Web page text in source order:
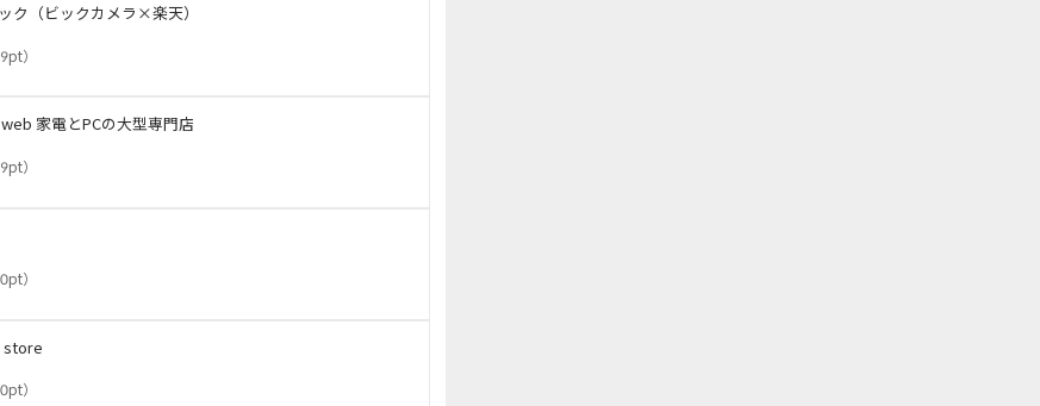
ク（ビックカメラ×楽天）
）
家電とPCの大型専門店
）
）
store
）